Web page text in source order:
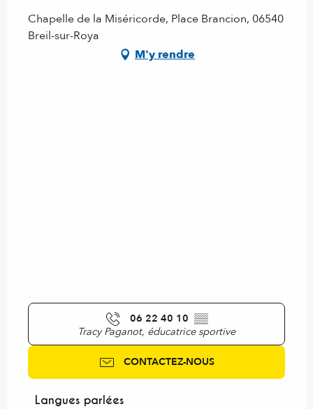
Chapelle de la Miséricorde, Place Brancion, 06540
Breil-sur-Roya
M'y rendre
06 22 40 10 ▒▒
Tracy Paganot, éducatrice sportive
CONTACTEZ-NOUS
Langues parlées
Langues parlées